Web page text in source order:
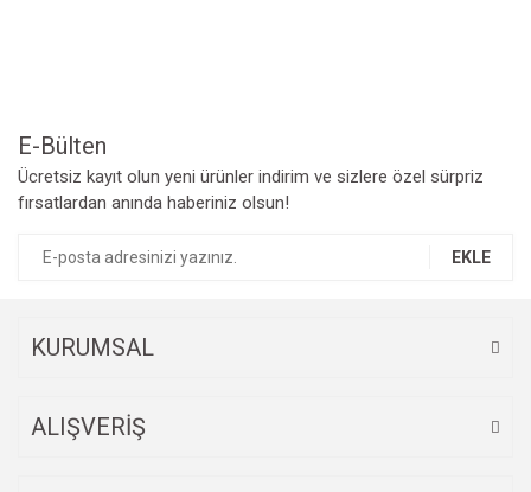
E-Bülten
Ücretsiz kayıt olun yeni ürünler indirim ve sizlere özel sürpriz
fırsatlardan anında haberiniz olsun!
EKLE
KURUMSAL
ALIŞVERİŞ